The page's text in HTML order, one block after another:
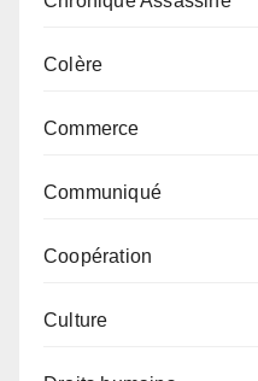
Colère
Commerce
Communiqué
Coopération
Culture